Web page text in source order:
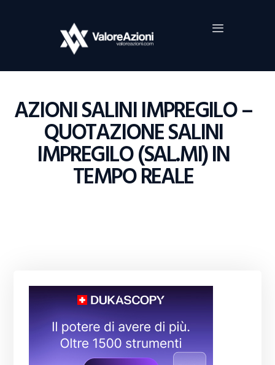
AZIONI SALINI IMPREGILO –
QUOTAZIONE SALINI
IMPREGILO (SAL.MI) IN
TEMPO REALE
Home
Investimenti
Borsa
Guide Al Trading
Criptovalute